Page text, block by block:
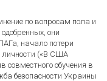
по вопросам пола и
они
начало потери
личности («В США
совместного обучения в
безопасности Украины